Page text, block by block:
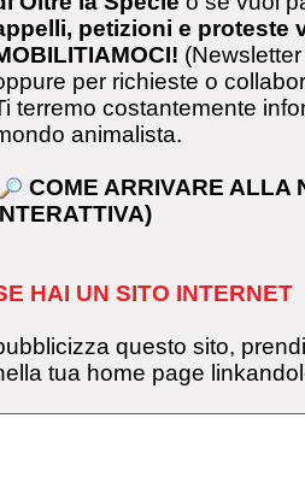
petizioni e proteste
per richieste o
terremo costantemente
animalista.
COME ARRIVARE ALLA
HAI UN SITO INTERNET
questo sito,
tua home page